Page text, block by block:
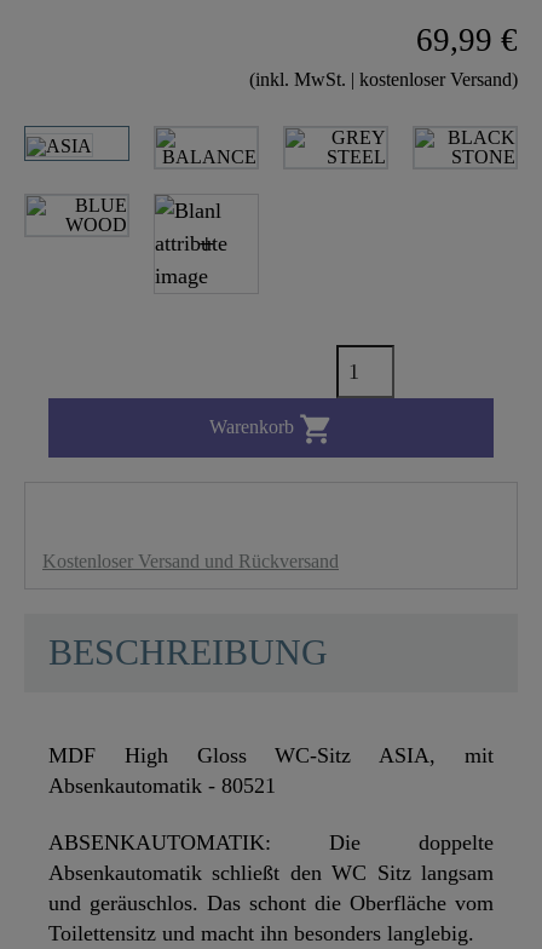
69,99 €
(inkl. MwSt. | kostenloser Versand)
Warenkorb 
Kostenloser Versand und Rückversand
BESCHREIBUNG
MDF High Gloss WC-Sitz ASIA, mit
Absenkautomatik - 80521
ABSENKAUTOMATIK: Die doppelte
Absenkautomatik schließt den WC Sitz langsam
und geräuschlos. Das schont die Oberfläche vom
Toilettensitz und macht ihn besonders langlebig.